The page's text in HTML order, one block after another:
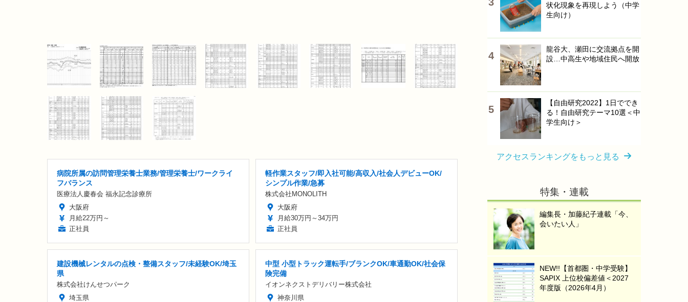
病院所属の訪問管理栄養士業務/管理栄養士/ワークライ
フバランス
医療法人慶春会 福永記念診療所
大阪府
月給22万円～
正社員
軽作業スタッフ/即入社可能/高収入/社会人デビューOK/
シンプル作業/急募
株式会社MONOLITH
大阪府
月給30万円～34万円
正社員
建設機械レンタルの点検・整備スタッフ/未経験OK/埼玉
県
株式会社けんせつパーク
埼玉県
中型 小型トラック運転手/ブランクOK/車通勤OK/社会保
険完備
イオンネクストデリバリー株式会社
神奈川県
状化現象を再現しよう（中学
生向け）
龍谷大、瀬田に交流拠点を開
設…中高生や地域住民へ開放
【自由研究2022】1日ででき
る！自由研究テーマ10選＜中
学生向け＞
アクセスランキングをもっと見る
特集・連載
編集長・加藤紀子連載「今、
会いたい人」
NEW!!【首都圏・中学受験】
SAPIX 上位校偏差値＜2027
年度版（2026年4月）